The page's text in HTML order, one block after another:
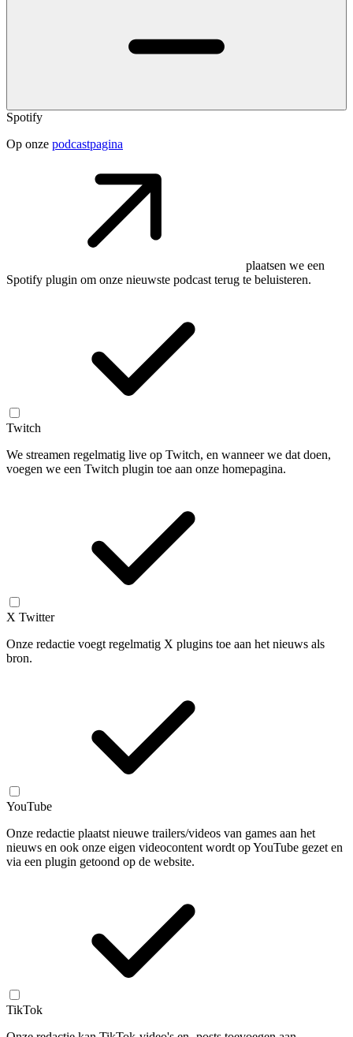
Spotify
Op onze podcastpagina
plaatsen we een
Spotify plugin om onze nieuwste podcast terug te beluisteren.
Twitch
We streamen regelmatig live op Twitch, en wanneer we dat doen,
voegen we een Twitch plugin toe aan onze homepagina.
X Twitter
Onze redactie voegt regelmatig X plugins toe aan het nieuws als
bron.
YouTube
Onze redactie plaatst nieuwe trailers/videos van games aan het
nieuws en ook onze eigen videocontent wordt op YouTube gezet en
via een plugin getoond op de website.
TikTok